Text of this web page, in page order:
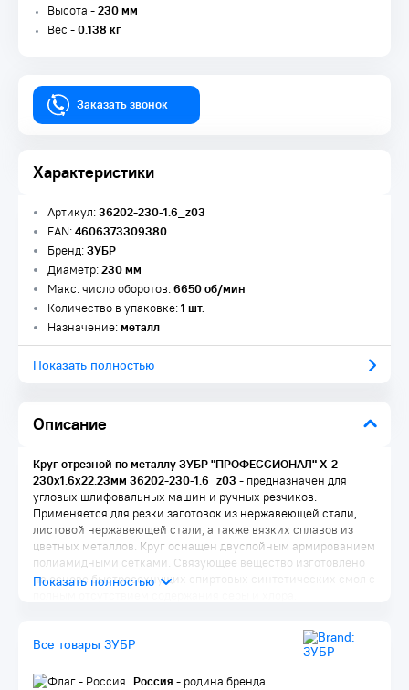
Высота -230 мм
Вес -0.138 кг
Заказать звонок
Характеристики
Описание
Артикул:36202-230-1.6_z03
EAN:4606373309380
Бренд:ЗУБР
Диаметр:230 мм
Макс. число оборотов:6650 об/мин
Количество в упаковке:1 шт.
Назначение:металл
Показать полностью
Круг отрезной по металлу ЗУБР "ПРОФЕССИОНАЛ" X-2
230х1.6х22.23мм 36202-230-1.6_z03 - предназначен для
угловых шлифовальных машин и ручных резчиков.
Применяется для резки заготовок из нержавеющей стали,
листовой нержавеющей стали, а также вязких сплавов из
цветных металлов. Круг оснащен двуслойным армированием
полиамидными сетками. Связующее вещество изготовлено
на основе быстросохнущих спиртовых синтетических смол с
Возможность использования в пищевой промышленности
Комфортный рез нержавеющей стали
Все товары ЗУБР
Россия - родина бренда